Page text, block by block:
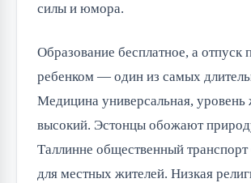
силы и юмора.
Образование бесплатное, а отпуск
ребенком — один из самых
Медицина универсальная, уровень
высокий. Эстонцы обожают
Таллинне общественный
для местных жителей. Низкая